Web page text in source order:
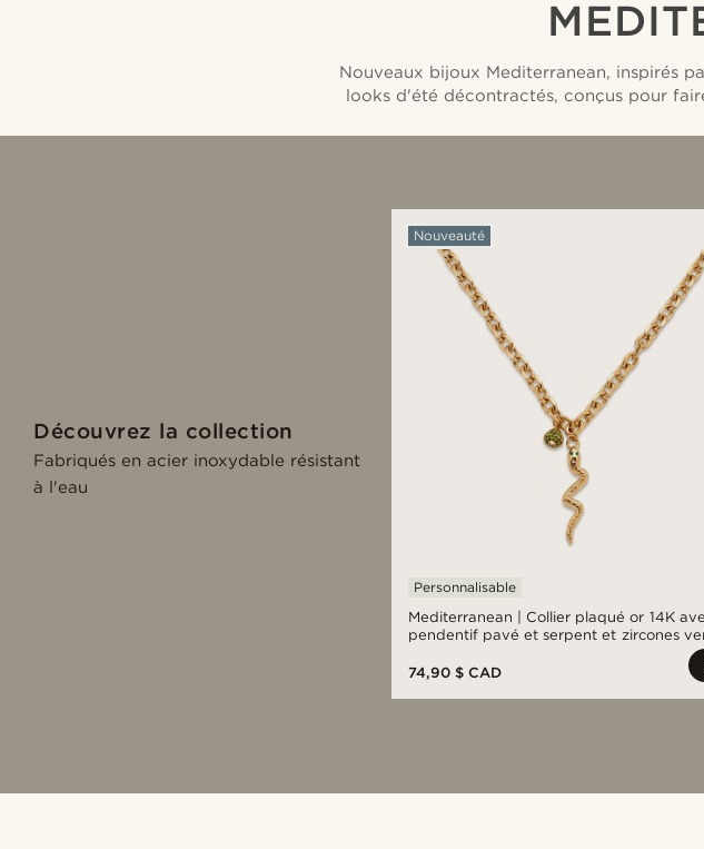
Nouveaux bijoux Mediterranean, inspirés
looks d'été décontractés, conçus pour
Découvrez la collection
Fabriqués en acier inoxydable résistant
à l'eau
Mediterranean | Collier plaqué or 14K
pendentif pavé et serpent et zircones
Nouveauté
Personnalisable
74,90 $ CAD